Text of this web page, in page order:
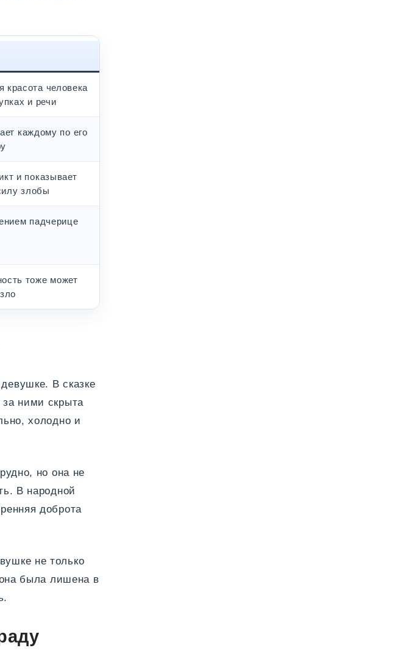
красота человека
и речи
каждому по его
и показывает
злобы
падчерице
тоже может
В сказке
ними скрыта
холодно и
но она не
В народной
доброта
не только
она была лишена в